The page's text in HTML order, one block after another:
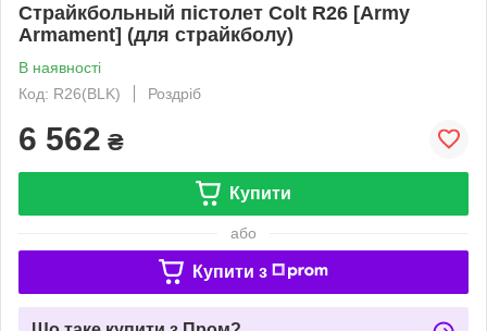
Страйкбольный пістолет Colt R26 [Army
Armament] (для страйкболу)
В наявності
Код: R26(BLK)
Роздріб
6 562 ₴
Купити
або
Купити з